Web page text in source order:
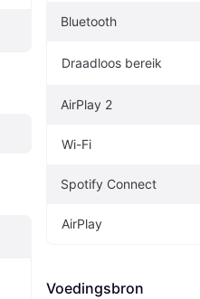
Bluetooth
Draadloos bereik
AirPlay 2
Wi-Fi
Spotify Connect
AirPlay
Voedingsbron